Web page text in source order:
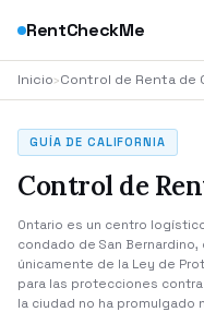
RentCheckMe
Inicio›Control de Renta de
GUÍA DE CALIFORNIA
Control de
Ontario es un centro
condado de San
únicamente de la Ley de
para las protecciones
la ciudad no ha promulgado